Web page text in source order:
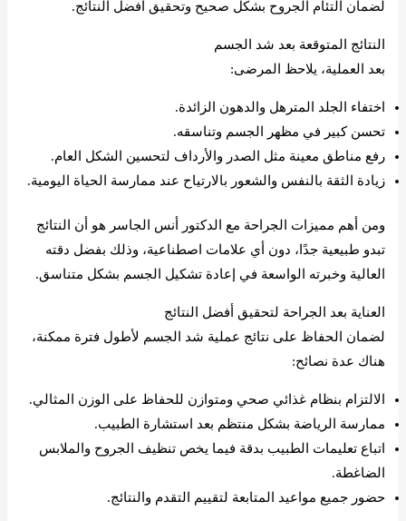
لضمان التئام الجروح بشكل صحيح وتحقيق أفضل النتائج.
النتائج المتوقعة بعد شد الجسم
بعد العملية، يلاحظ المرضى:
اختفاء الجلد المترهل والدهون الزائدة.
تحسن كبير في مظهر الجسم وتناسقه.
رفع مناطق معينة مثل الصدر والأرداف لتحسين الشكل العام.
زيادة الثقة بالنفس والشعور بالارتياح عند ممارسة الحياة اليومية.
ومن أهم مميزات الجراحة مع الدكتور أنس الجاسر هو أن النتائج
تبدو طبيعية جدًا، دون أي علامات اصطناعية، وذلك بفضل دقته
العالية وخبرته الواسعة في إعادة تشكيل الجسم بشكل متناسق.
العناية بعد الجراحة لتحقيق أفضل النتائج
لضمان الحفاظ على نتائج عملية شد الجسم لأطول فترة ممكنة،
هناك عدة نصائح:
الالتزام بنظام غذائي صحي ومتوازن للحفاظ على الوزن المثالي.
ممارسة الرياضة بشكل منتظم بعد استشارة الطبيب.
اتباع تعليمات الطبيب بدقة فيما يخص تنظيف الجروح والملابس
الضاغطة.
حضور جميع مواعيد المتابعة لتقييم التقدم والنتائج.